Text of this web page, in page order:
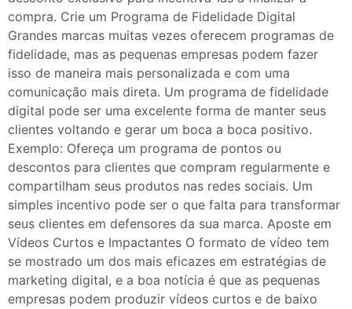
compra. Crie um Programa de Fidelidade Digital
Grandes marcas muitas vezes oferecem programas de
fidelidade, mas as pequenas empresas podem fazer
isso de maneira mais personalizada e com uma
comunicação mais direta. Um programa de fidelidade
digital pode ser uma excelente forma de manter seus
clientes voltando e gerar um boca a boca positivo.
Exemplo: Ofereça um programa de pontos ou
descontos para clientes que compram regularmente e
compartilham seus produtos nas redes sociais. Um
simples incentivo pode ser o que falta para transformar
seus clientes em defensores da sua marca. Aposte em
Vídeos Curtos e Impactantes O formato de vídeo tem
se mostrado um dos mais eficazes em estratégias de
marketing digital, e a boa notícia é que as pequenas
empresas podem produzir vídeos curtos e de baixo